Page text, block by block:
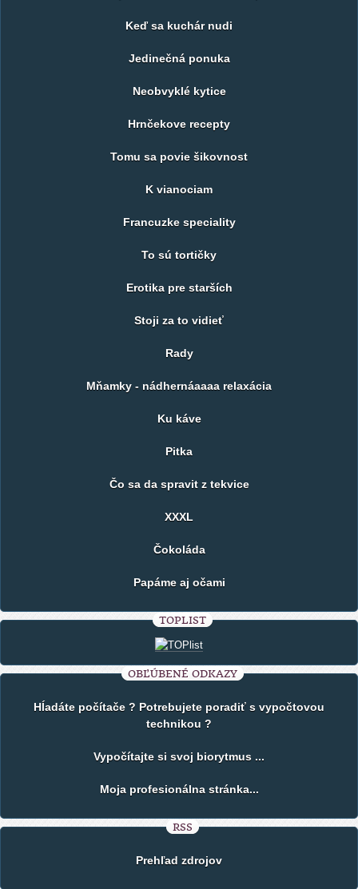
Keď sa kuchár nudi
Jedinečná ponuka
Neobvyklé kytice
Hrnčekove recepty
Tomu sa povie šikovnost
K vianociam
Francuzke speciality
To sú tortičky
Erotika pre starších
Stoji za to vidieť
Rady
Mňamky - nádhernáaaaa relaxácia
Ku káve
Pitka
Čo sa da spravit z tekvice
XXXL
Čokoláda
Papáme aj očami
TOPLIST
OBĽÚBENÉ ODKAZY
Hĺadáte počítače ? Potrebujete poradiť s vypočtovou
technikou ?
Vypočítajte si svoj biorytmus ...
Moja profesionálna stránka...
RSS
Prehľad zdrojov